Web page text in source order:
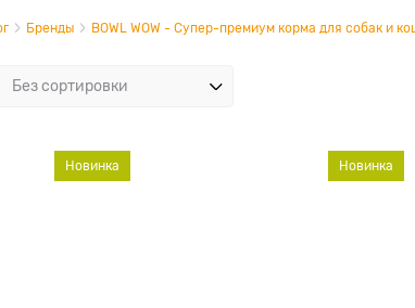
Бренды BOWL WOW - Супер-премиум корма для собак и
Новинка Новинка